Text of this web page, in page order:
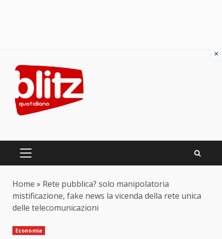
content
PRIMARY
Home » Rete pubblica? solo manipolatoria
mistificazione, fake news la vicenda della rete unica
delle telecomunicazioni
Economia
×